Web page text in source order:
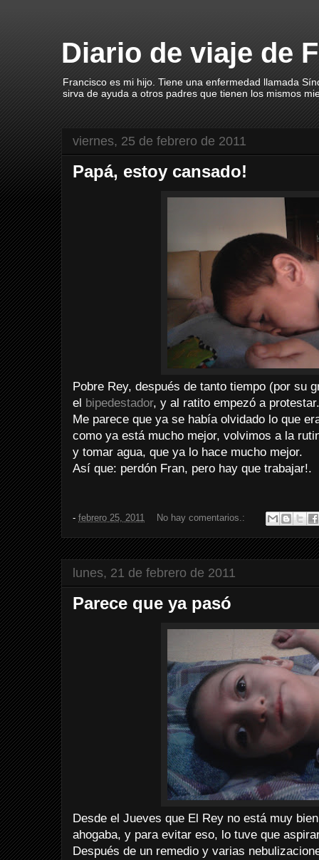
Diario de viaje de
Francisco es mi hijo. Tiene una enfermedad llamada
sirva de ayuda a otros padres que tienen los mismos
viernes, 25 de febrero de 2011
Papá, estoy cansado!
Pobre Rey, después de tanto tiempo (por su
el bipedestador, y al ratito empezó a protestar.
Me parece que ya se había olvidado lo que
como ya está mucho mejor, volvimos a la
y tomar agua, que ya lo hace mucho mejor.
Así que: perdón Fran, pero hay que trabajar!.
- febrero 25, 2011 No hay comentarios.:
lunes, 21 de febrero de 2011
Parece que ya pasó
Desde el Jueves que El Rey no está muy
ahogaba, y para evitar eso, lo tuve que
Después de un remedio y varias